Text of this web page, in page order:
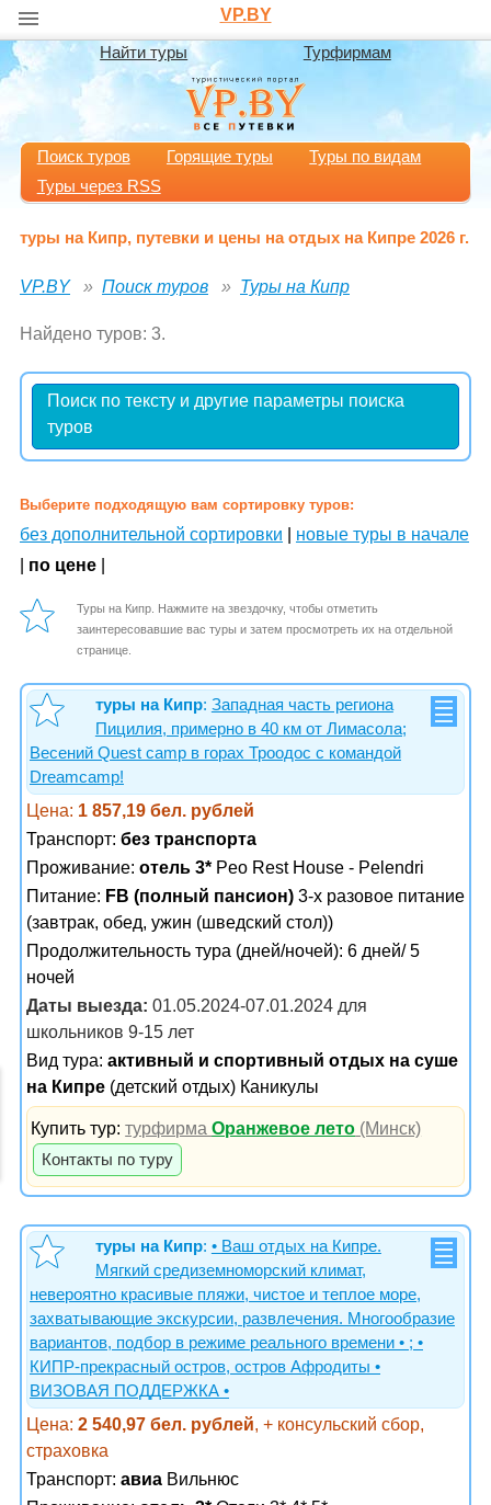
VP.BY
Найти туры Турфирмам
Поиск туров Горящие туры
Туры по видам
Туры через RSS
туры на Кипр, путевки и цены на отдых на Кипре 2026 г.
VP.BY Поиск туров Туры на Кипр
Найдено туров: 3.
Поиск по тексту и другие параметры поиска
туров
Выберите подходящую вам сортировку туров:
без дополнительной сортировки
новые туры в начале
по цене
Туры на Кипр. Нажмите на звездочку, чтобы отметить
заинтересовавшие вас туры и затем просмотреть их на отдельной
странице.
туры на Кипр: Западная часть региона
Пицилия, примерно в 40 км от Лимасола;
Весений Quest camp в горах Троодос с командой
Dreamcamp!
Цена: 1 857,19 бел. рублей
Транспорт: без транспорта
Проживание: отель 3* Peo Rest House - Pelendri
Питание: FB (полный пансион) 3-х разовое питание
(завтрак, обед, ужин (шведский стол))
Продолжительность тура (дней/ночей): 6 дней/ 5
ночей
Даты выезда: 01.05.2024-07.01.2024 для
школьников 9-15 лет
Вид тура: активный и спортивный отдых на суше
на Кипре (детский отдых) Каникулы
Купить тур:турфирмаОранжевое лето (Минск)
Контакты по туру
туры на Кипр: • Ваш отдых на Кипре.
Мягкий средиземноморский климат,
невероятно красивые пляжи, чистое и теплое море,
захватывающие экскурсии, развлечения. Многообразие
вариантов, подбор в режиме реального времени • ; •
КИПР-прекрасный остров, остров Афродиты •
ВИЗОВАЯ ПОДДЕРЖКА •
Цена: 2 540,97 бел. рублей, + консульский сбор,
страховка
Транспорт: авиа Вильнюс